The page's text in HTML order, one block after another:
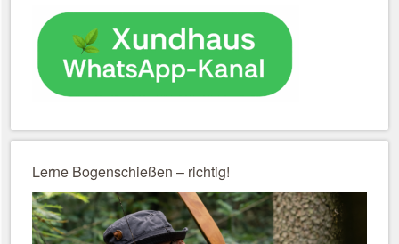
Lerne Bogenschießen – richtig!